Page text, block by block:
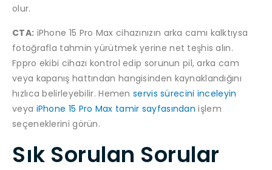
olur.
CTA: iPhone 15 Pro Max cihazınızın arka camı kalktıysa
fotoğrafla tahmin yürütmek yerine net teşhis alın.
Fppro ekibi cihazı kontrol edip sorunun pil, arka cam
veya kapanış hattından hangisinden kaynaklandığını
hızlıca belirleyebilir. Hemenservis sürecini inceleyin
veya iPhone 15 Pro Max tamir sayfasından işlem
seçeneklerini görün.
Sık Sorulan Sorular